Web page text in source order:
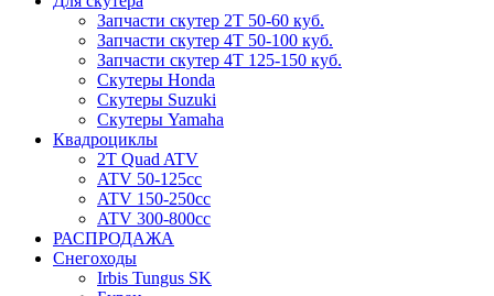
Запчасти скутер 2Т 50-60 куб.
Запчасти скутер 4Т 50-100 куб.
Запчасти скутер 4Т 125-150 куб.
Скутеры Honda
Скутеры Suzuki
Скутеры Yamaha
Квадроциклы
2T Quad ATV
ATV 50-125cc
ATV 150-250cc
ATV 300-800cc
РАСПРОДАЖА
Снегоходы
Irbis Tungus SK